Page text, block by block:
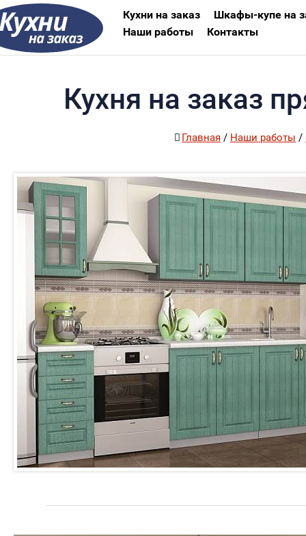
Кухни на заказ
Шкафы-купе на
Наши работы
Контакты
Кухня на заказ
Главная / Наши работы /